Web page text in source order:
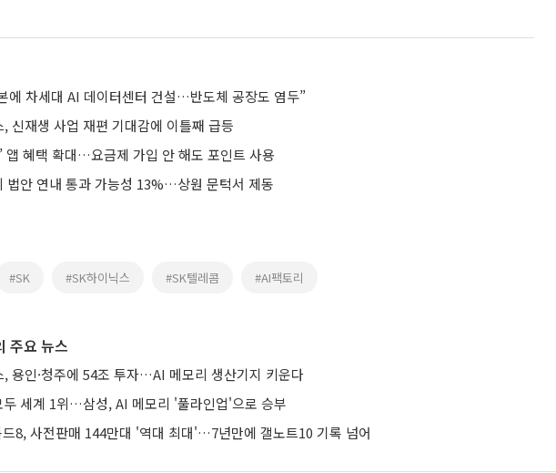
에 차세대 AI 데이터센터 건설…반도체 공장도 염두”
신재생 사업 재편 기대감에 이틀째 급등
앱 혜택 확대…요금제 가입 안 해도 포인트 사용
법안 연내 통과 가능성 13%…상원 문턱서 제동
#SK #SK하이닉스 #SK텔레콤 #AI팩토리
주요 뉴스
, 용인·청주에 54조 투자…AI 메모리 생산기지 키운다
두 세계 1위…삼성, AI 메모리 '풀라인업'으로 승부
8, 사전판매 144만대 '역대 최대'…7년만에 갤노트10 기록 넘어